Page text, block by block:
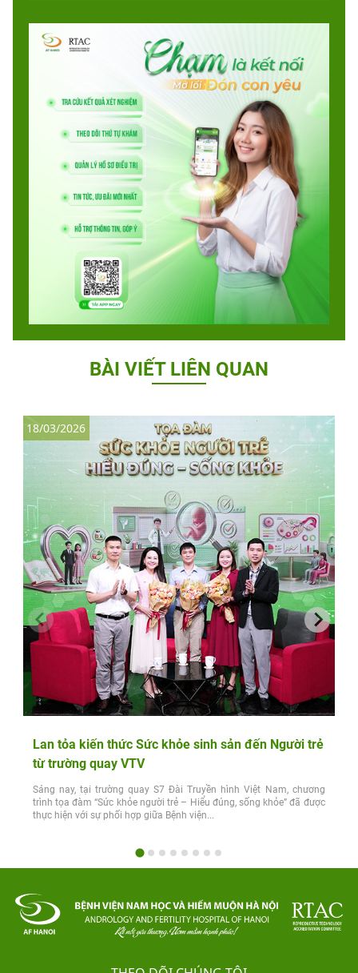
BÀI VIẾT LIÊN QUAN
Lan tỏa kiến thức Sức khỏe sinh sản đến Người trẻ
từ trường quay VTV
Sáng nay, tại trường quay S7 Đài Truyền hình Việt Nam, chương
trình tọa đàm “Sức khỏe người trẻ – Hiểu đúng, sống khỏe” đã được
thực hiện với sự phối hợp giữa Bệnh viện...
18/03/2026